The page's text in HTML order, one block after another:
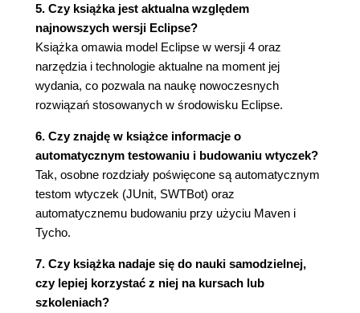
Kroki do wykonania - uzyskiwanie aktywności
(67)
Kroki do wykonania - reakcja na działania
użytkownika (69)
Quiz - działanie widgetów (70)
Sprawdź się - aktualizacja widgetu zegara
(70)
Korzystanie z innych widgetów SWT (71)
Kroki do wykonania - dodanie elementów do
zasobnika (71)
Kroki do wykonania - reakcja na akcje
efekty (74)
Kroki do wykonania - grupy i zakładki (76)
Quiz - korzystanie z SWT (82)
5. Czy książka jest aktualna względem
najnowszych wersji Eclipse?
Książka omawia model Eclipse w wersji 4 oraz
narzędzia i technologie aktualne na moment jej
wydania, co pozwala na naukę nowoczesnych
rozwiązań stosowanych w środowisku Eclipse.
6. Czy znajdę w książce informacje o
automatycznym testowaniu i budowaniu wtyczek?
Tak, osobne rozdziały poświęcone są automatycznym
testom wtyczek (JUnit, SWTBot) oraz
automatycznemu budowaniu przy użyciu Maven i
Tycho.
7. Czy książka nadaje się do nauki samodzielnej,
czy lepiej korzystać z niej na kursach lub
szkoleniach?